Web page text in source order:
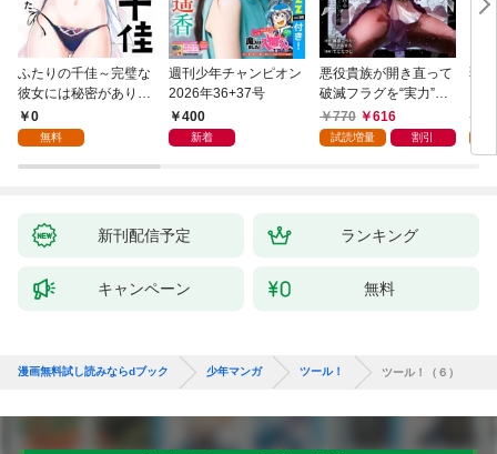
ふたりの千佳～完璧な
彼女には秘密がありま
した(1)
0
無料
週刊少年チャンピオン
2026年36+37号
400
新着
悪役貴族が開き直って
破滅フラグを“実力”で
叩き折っていたら、い
つの間にかヒロイン達
770 616
試読増量 割引
弱
新刊配信予定 ランキング
キャンペーン 無料
漫画無料試し読みならdブック 少年マンガ ツール！ ツール！（６）